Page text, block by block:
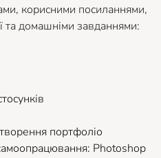
корисними посиланнями,
та домашніми завданнями:
портфоліо
Photoshop